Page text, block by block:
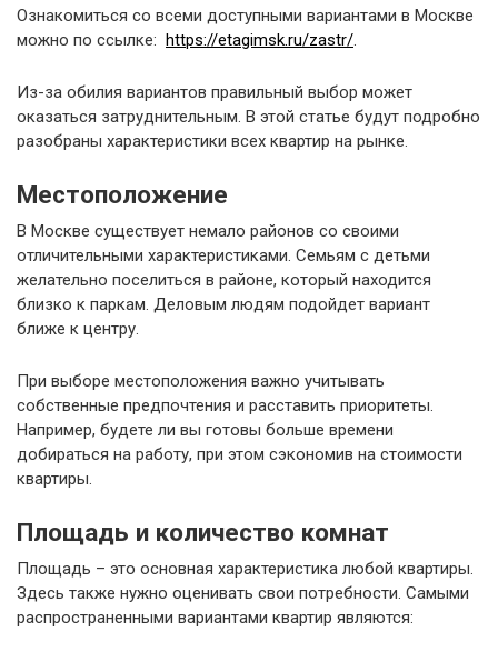
Ознакомиться со всеми доступными вариантами в Москве
можно по ссылке: https://etagimsk.ru/zastr/.
Из-за обилия вариантов правильный выбор может
оказаться затруднительным. В этой статье будут подробно
разобраны характеристики всех квартир на рынке.
Местоположение
В Москве существует немало районов со своими
отличительными характеристиками. Семьям с детьми
желательно поселиться в районе, который находится
близко к паркам. Деловым людям подойдет вариант
ближе к центру.
При выборе местоположения важно учитывать
собственные предпочтения и расставить приоритеты.
Например, будете ли вы готовы больше времени
добираться на работу, при этом сэкономив на стоимости
квартиры.
Площадь и количество комнат
Площадь – это основная характеристика любой квартиры.
Здесь также нужно оценивать свои потребности. Самыми
распространенными вариантами квартир являются: